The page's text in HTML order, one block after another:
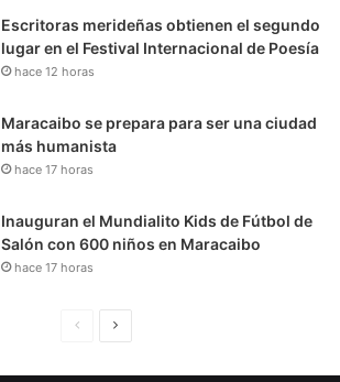
Escritoras merideñas obtienen el segundo
lugar en el Festival Internacional de Poesía
hace 12 horas
Maracaibo se prepara para ser una ciudad
más humanista
hace 17 horas
Inauguran el Mundialito Kids de Fútbol de
Salón con 600 niños en Maracaibo
hace 17 horas